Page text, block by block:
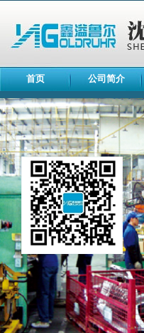
首页 公司简介